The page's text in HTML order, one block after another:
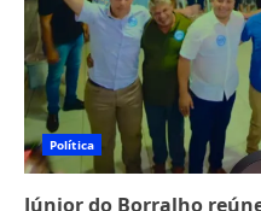
Política
Júnior do Borralho